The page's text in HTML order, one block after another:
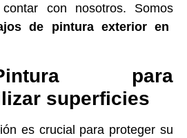
con nosotros. Somos
de pintura exterior en
para
superficies
es crucial para proteger su